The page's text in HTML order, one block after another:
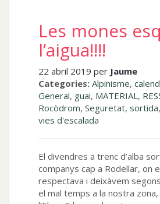
Les mones
l’aigua!!!!
22 abril 2019 per Jaume
Categories: Alpinisme,
General, guai, MATERIAL ,
Rocòdrom, Seguretat, sortida,
vies d'escalada
El divendres a trenc d’alba
companys cap a Rodellar, on
respectava i deixàvem
el mal temps a la nostra